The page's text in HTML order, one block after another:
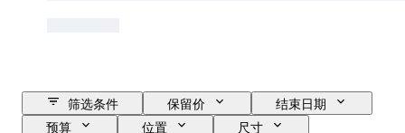
筛选条件 保留价
结束日期
预算
位置
尺寸